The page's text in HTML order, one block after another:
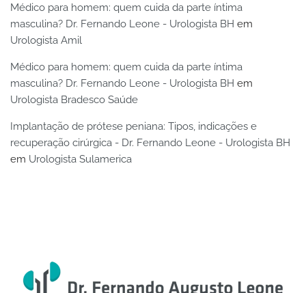
Médico para homem: quem cuida da parte íntima
masculina? Dr. Fernando Leone - Urologista BH em
Urologista Amil
Médico para homem: quem cuida da parte íntima
masculina? Dr. Fernando Leone - Urologista BH em
Urologista Bradesco Saúde
Implantação de prótese peniana: Tipos, indicações e
recuperação cirúrgica - Dr. Fernando Leone - Urologista BH
em Urologista Sulamerica